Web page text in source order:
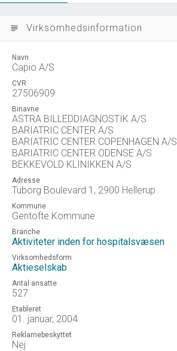
subject Virksomhedsinformation
Navn
Capio A/S
CVR
27506909
Binavne
ASTRA BILLEDDIAGNOSTIK A/S
BARIATRIC CENTER A/S
BARIATRIC CENTER COPENHAGEN A/S
BARIATRIC CENTER ODENSE A/S
BEKKEVOLD KLINIKKEN A/S
Adresse
Tuborg Boulevard 1, 2900 Hellerup
Kommune
Gentofte Kommune
Branche
Aktiviteter inden for hospitalsvæsen
Virksomhedsform
Aktieselskab
Antal ansatte
527
Etableret
01. januar, 2004
Reklamebeskyttet
Nej